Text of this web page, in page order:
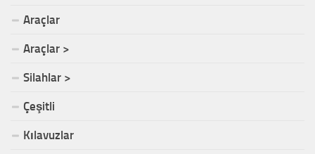
Araçlar
Araçlar >
Silahlar >
Çeşitli
Kılavuzlar